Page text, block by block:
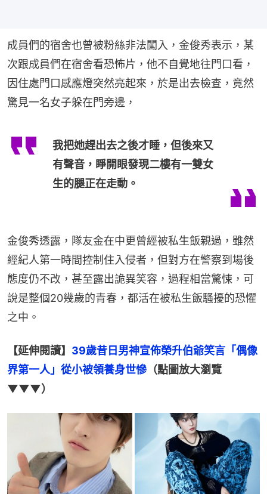
成員們的宿舍也曾被粉絲非法闖入，金俊秀表示，某
次跟成員們在宿舍看恐怖片，他不自覺地往門口看，
因住處門口感應燈突然亮起來，於是出去檢查，竟然
驚見一名女子躲在門旁邊，
我把她趕出去之後才睡，但後來又
有聲音，睜開眼發現二樓有一雙女
生的腿正在走動。
金俊秀透露，隊友金在中更曾經被私生飯親過，雖然
經紀人第一時間控制住入侵者，但對方在警察到場後
態度仍不改，甚至露出詭異笑容，過程相當驚悚，可
說是整個20幾歲的青春，都活在被私生飯騷擾的恐懼
之中。
【延伸閱讀】 39歲昔日男神宣佈榮升伯爺笑言「偶像
界第一人」從小被領養身世慘 （點圖放大瀏覽
▼▼▼）